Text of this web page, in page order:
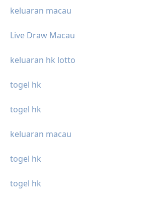
keluaran macau
Live Draw Macau
keluaran hk lotto
togel hk
togel hk
keluaran macau
togel hk
togel hk